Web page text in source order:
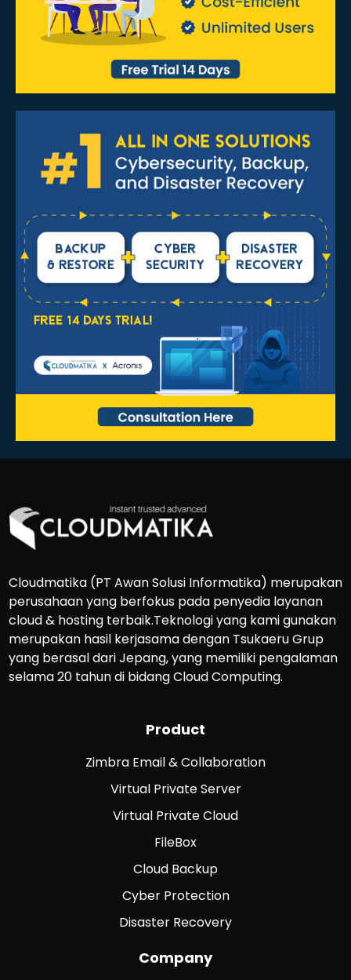
Cloudmatika (PT Awan Solusi Informatika) merupakan
perusahaan yang berfokus pada penyedia layanan
cloud & hosting terbaik.Teknologi yang kami gunakan
merupakan hasil kerjasama dengan Tsukaeru Grup
yang berasal dari Jepang, yang memiliki pengalaman
selama 20 tahun di bidang Cloud Computing.
Product
Zimbra Email & Collaboration
Virtual Private Server
Virtual Private Cloud
FileBox
Cloud Backup
Cyber Protection
Disaster Recovery
Company